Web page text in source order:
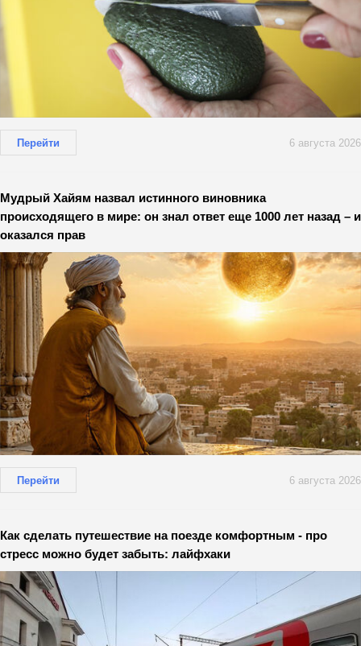
Перейти 6 августа 2026
Мудрый Хайям назвал истинного виновника
происходящего в мире: он знал ответ еще 1000 лет назад – и
оказался прав
Перейти 6 августа 2026
Как сделать путешествие на поезде комфортным - про
стресс можно будет забыть: лайфхаки